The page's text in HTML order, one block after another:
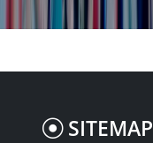
SITEMAP